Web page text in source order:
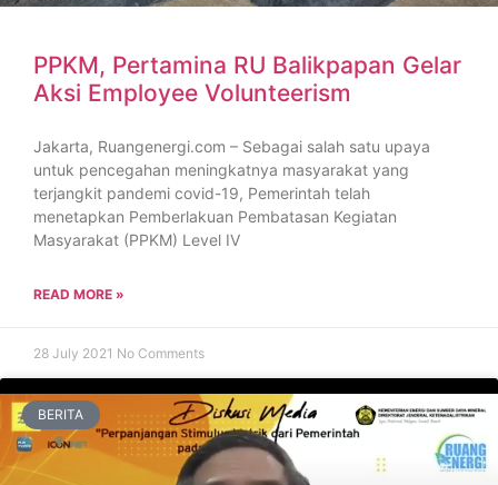
PPKM, Pertamina RU Balikpapan Gelar
Aksi Employee Volunteerism
Jakarta, Ruangenergi.com – Sebagai salah satu upaya
untuk pencegahan meningkatnya masyarakat yang
terjangkit pandemi covid-19, Pemerintah telah
menetapkan Pemberlakuan Pembatasan Kegiatan
Masyarakat (PPKM) Level IV
READ MORE »
28 July 2021 No Comments
BERITA